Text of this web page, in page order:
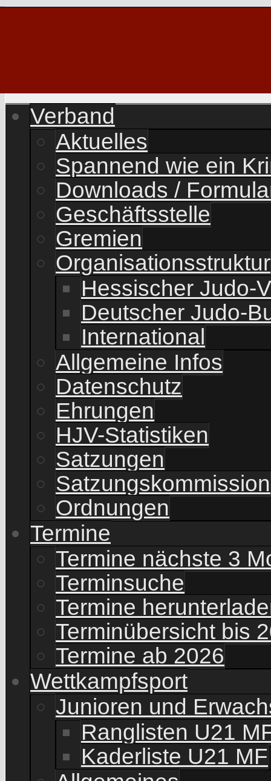
Verband
Aktuelles
Spannend wie ein
Downloads /
Geschäftsstelle
Gremien
Organisationsstruktur
Hessischer Judo-
Deutscher Judo-
International
Allgemeine Infos
Datenschutz
Ehrungen
HJV-Statistiken
Satzungen
Satzungskommission
Ordnungen
Termine
Termine nächste 3
Terminsuche
Termine
Terminübersicht bis
Termine ab 2026
Wettkampfsport
Junioren und
Ranglisten U21
Kaderliste U21 MF